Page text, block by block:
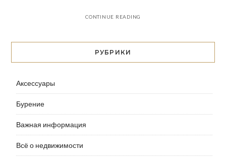
CONTINUE READING
РУБРИКИ
Аксессуары
Бурение
Важная информация
Всё о недвижимости